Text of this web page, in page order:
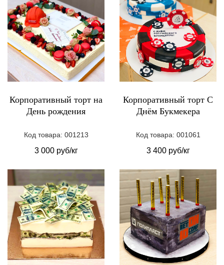
Корпоративный торт на
День рождения
Код товара: 001213
3 000 руб/кг
Корпоративный торт С
Днём Букмекера
Код товара: 001061
3 400 руб/кг